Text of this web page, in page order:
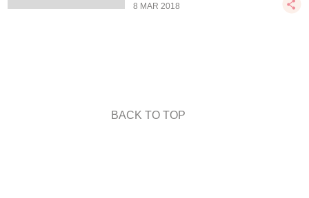
8 MAR 2018
BACK TO TOP